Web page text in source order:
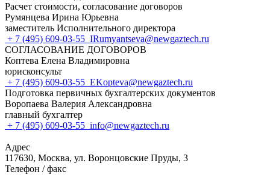
Расчет стоимости, согласование договоров
Румянцева Ирина Юрьевна
заместитель Исполнительного директора
+ 7 (495) 609-03-55 IRumyantseva@newgaztech.ru
СОГЛАСОВАНИЕ ДОГОВОРОВ
Коптева Елена Владимировна
юрисконсульт
+ 7 (495) 609-03-55 EKopteva@newgaztech.ru
Подготовка первичных бухгалтерских документов
Воропаева Валерия Александровна
главный бухгалтер
+ 7 (495) 609-03-55 info@newgaztech.ru
Адрес
117630, Москва, ул. Воронцовские Пруды, 3
Телефон / факс